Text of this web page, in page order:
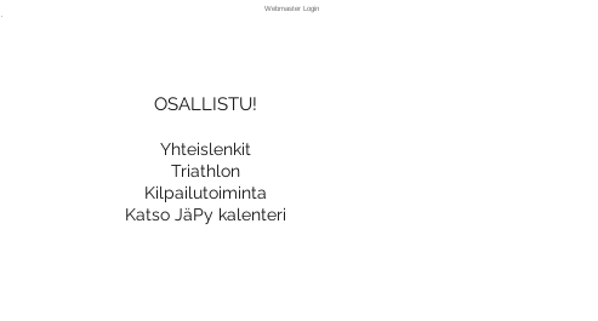
Webmaster Login
OSALLISTU!
Yhteislenkit
Triathlon
Kilpailutoiminta
Katso JäPy kalenteri